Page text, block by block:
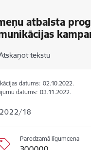
atbalsta
tekstu
datums: 02.10.2022.
datums: 03.11.2022.
18
Paredzamā līgumcena